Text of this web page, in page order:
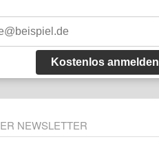
Kostenlos anmelden
NEWSLETTER